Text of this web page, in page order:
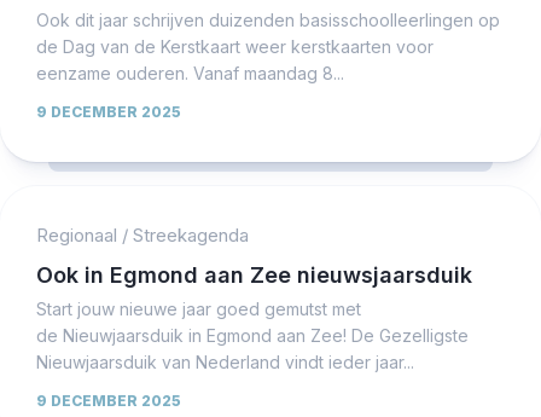
Ook dit jaar schrijven duizenden basisschoolleerlingen op
de Dag van de Kerstkaart weer kerstkaarten voor
eenzame ouderen. Vanaf maandag 8...
9 DECEMBER 2025
Regionaal / Streekagenda
Ook in Egmond aan Zee nieuwsjaarsduik
Start jouw nieuwe jaar goed gemutst met
de Nieuwjaarsduik in Egmond aan Zee! De Gezelligste
Nieuwjaarsduik van Nederland vindt ieder jaar...
9 DECEMBER 2025